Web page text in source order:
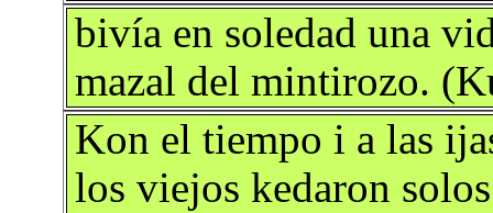
bivía en soledad una
mazal del mintirozo.
Kon el tiempo i a las
los viejos kedaron